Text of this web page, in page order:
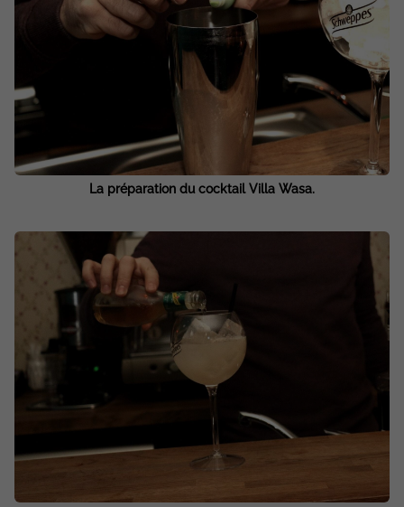
La préparation du cocktail Villa Wasa.